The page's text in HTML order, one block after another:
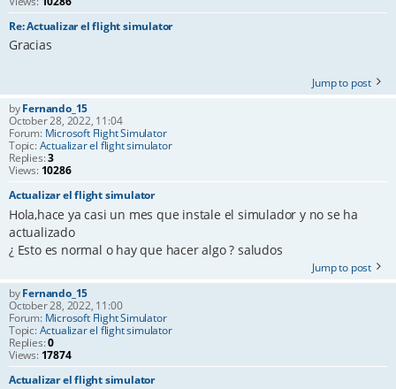
Re: Actualizar el flight simulator
Gracias
Jump to post
byFernando_15
October 28, 2022, 11:04
Forum: Microsoft Flight Simulator
Topic:Actualizar el flight simulator
Replies:3
Views: 10286
Actualizar el flight simulator
Hola,hace ya casi un mes que instale el simulador y no se ha
actualizado
¿ Esto es normal o hay que hacer algo ? saludos
Jump to post
byFernando_15
October 28, 2022, 11:00
Forum: Microsoft Flight Simulator
Topic:Actualizar el flight simulator
Replies:0
Views: 17874
Actualizar el flight simulator